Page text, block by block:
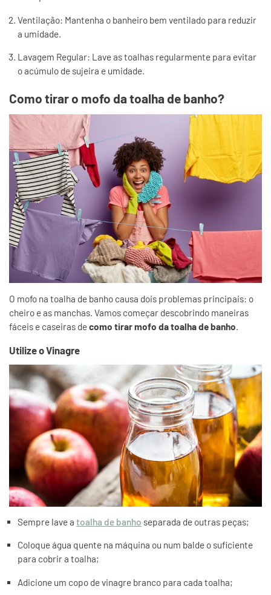
Ventilação: Mantenha o banheiro bem ventilado para reduzir
a umidade.
Lavagem Regular: Lave as toalhas regularmente para evitar
o acúmulo de sujeira e umidade.
Como tirar o mofo da toalha de banho?
O mofo na toalha de banho causa dois problemas principais: o
cheiro e as manchas. Vamos começar descobrindo maneiras
fáceis e caseiras decomo tirar mofo da toalha de banho.
Utilize o Vinagre
Sempre lave a toalha de banho separada de outras peças;
Coloque água quente na máquina ou num balde o suficiente
para cobrir a toalha;
Adicione um copo de vinagre branco para cada toalha;